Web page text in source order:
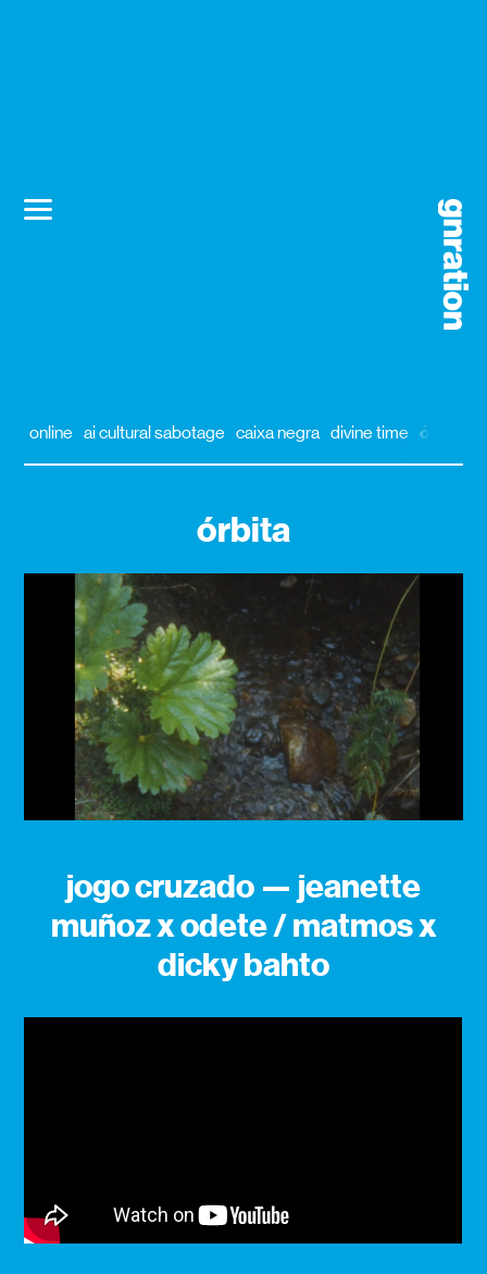
online ai cultural sabotage caixa negra divine time órbita
órbita
jogo cruzado — jeanette
muñoz x odete / matmos x
dicky bahto